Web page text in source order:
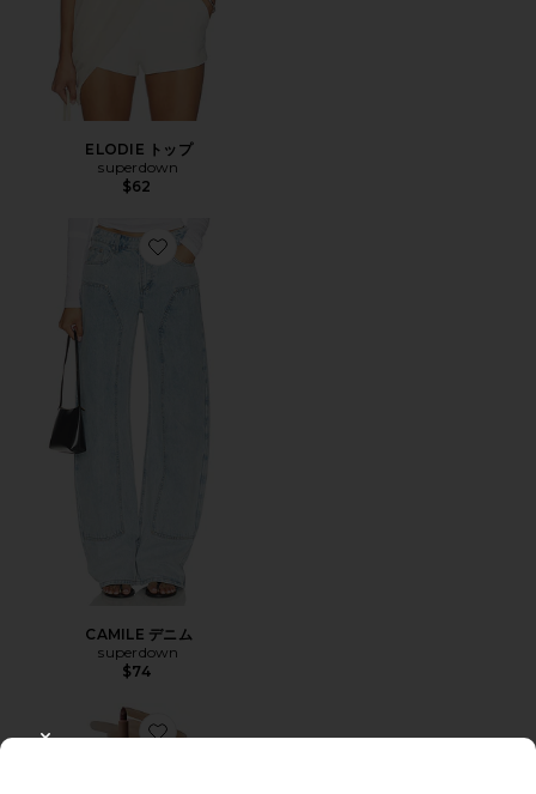
ELODIE トップ
superdown
$62
Favorite CAMILE デニム
CAMILE デニム
superdown
$74